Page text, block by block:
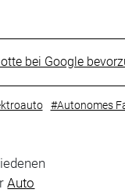
bei Google
#Autonomes
Auto